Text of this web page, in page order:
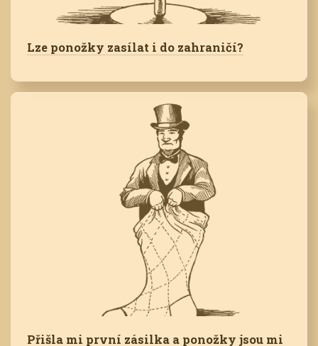
Lze ponožky zasílat i do zahraničí?
Přišla mi první zásilka a ponožky jsou mi